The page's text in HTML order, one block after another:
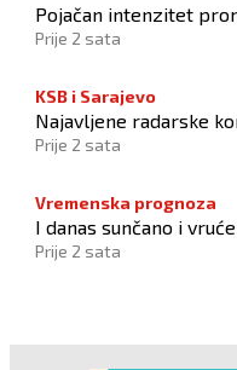
Pojačan intenzitet
Prije 2 sata
KSB i Sarajevo
Najavljene radarske
Prije 2 sata
Vremenska prognoza
I danas sunčano i vruće
Prije 2 sata